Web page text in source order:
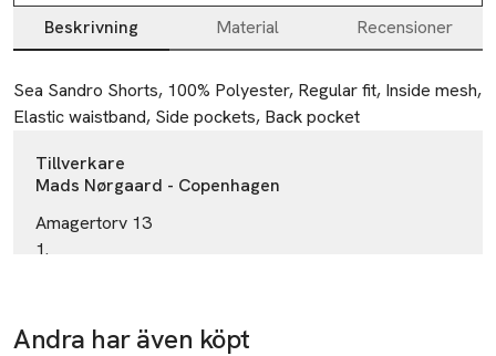
Beskrivning Material Recensioner
Beskrivning
Sea Sandro Shorts, 100% Polyester, Regular fit, Inside mesh,
Elastic waistband, Side pockets, Back pocket
Tillverkare
Mads Nørgaard - Copenhagen
Amagertorv 13
1.
contact@madsnorgaard.dk
Andra har även köpt
50% vid köp